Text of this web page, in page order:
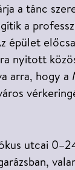
a tánc
a
épület
nyitott
arra, hogy a
utcai